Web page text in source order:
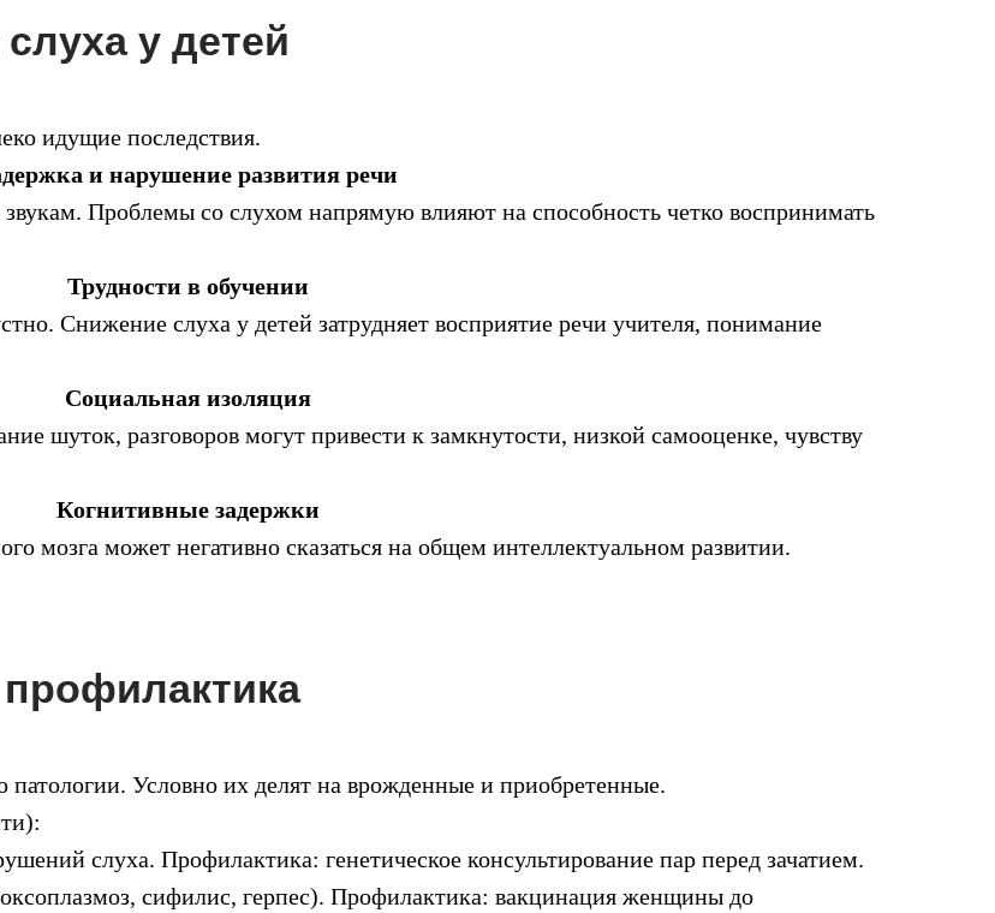
у детей
идущие последствия.
и нарушение развития речи
Проблемы со слухом напрямую влияют на способность четко воспринимать
Трудности в обучении
Снижение слуха у детей затрудняет восприятие речи учителя, понимание
Социальная изоляция
шуток, разговоров могут привести к замкнутости, низкой самооценке, чувству
Когнитивные задержки
мозга может негативно сказаться на общем интеллектуальном развитии.
Условно их делят на врожденные и приобретенные.
слуха. Профилактика: генетическое консультирование пар перед зачатием.
сифилис, герпес). Профилактика: вакцинация женщины до